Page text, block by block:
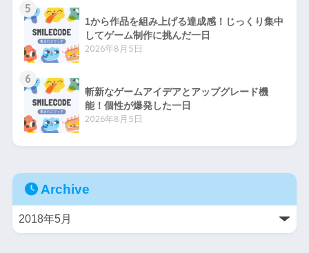
5
1から作品を組み上げる達成感！じっくり集中
してゲーム制作に挑んだ一日
2026年8月5日
6
斬新なゲームアイデアとアップグレード機
能！個性が爆発した一日
2026年8月5日
Archive